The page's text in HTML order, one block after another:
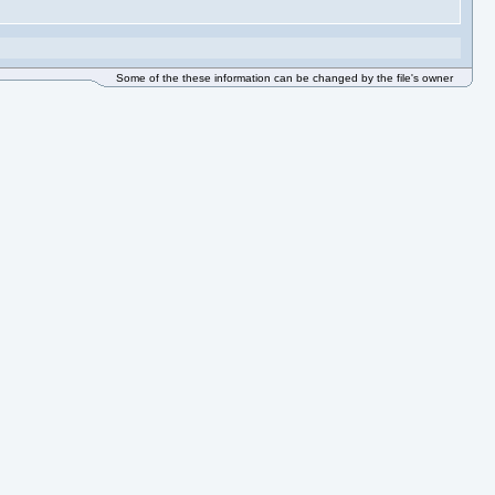
Some of the these information can be changed by the file's owner